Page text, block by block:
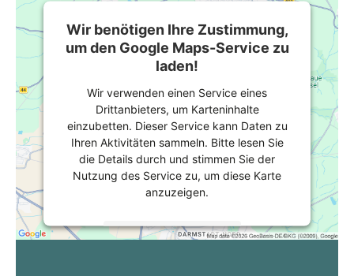
Wir benötigen Ihre Zustimmung,
um den Google Maps-Service zu
laden!
Wir verwenden einen Service eines
Drittanbieters, um Karteninhalte
einzubetten. Dieser Service kann Daten zu
Ihren Aktivitäten sammeln. Bitte lesen Sie
die Details durch und stimmen Sie der
Nutzung des Service zu, um diese Karte
anzuzeigen.
Mehr Informationen